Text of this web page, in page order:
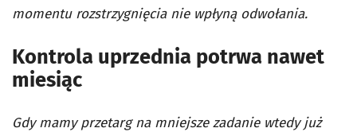
momentu rozstrzygnięcia nie wpłyną odwołania.
Kontrola uprzednia potrwa nawet
miesiąc
Gdy mamy przetarg na mniejsze zadanie wtedy już